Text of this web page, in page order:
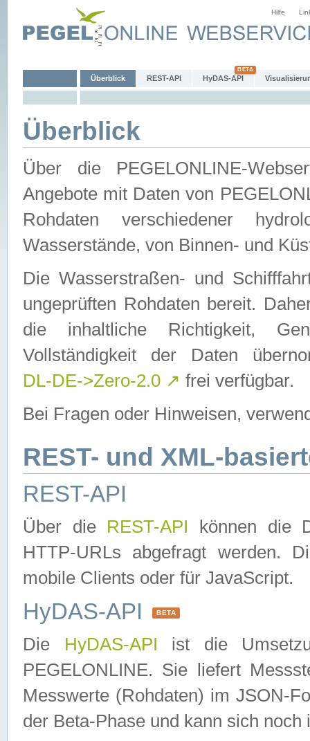
Hilfe
Überblick REST-API HyDAS-API
Überblick
Über die PEGELONLINE-
Angebote mit Daten von
Rohdaten verschiedener
Wasserstände, von Binnen- und
Die Wasserstraßen- und
ungeprüften Rohdaten bereit.
die inhaltliche Richtigkeit,
Vollständigkeit der Daten
DL-DE->Zero-2.0 ↗ frei verfügbar.
Bei Fragen oder Hinweisen,
REST- und XML-
REST-API
Über die REST-API können die
HTTP-URLs abgefragt werden.
mobile Clients oder für JavaScript.
HyDAS-API BETA
Die HyDAS-API ist die
PEGELONLINE. Sie liefert
Messwerte (Rohdaten) im JSON-
der Beta-Phase und kann sich noch